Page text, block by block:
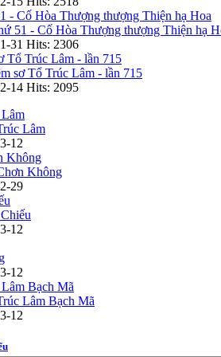
51 - Cố Hòa Thượng thượng Thiện hạ
31 Hits: 2306
sơ Tổ Trúc Lâm - lần 715
14 Hits: 2095
Lâm
12
Không
29
12
12
Lâm Bạch Mã
12